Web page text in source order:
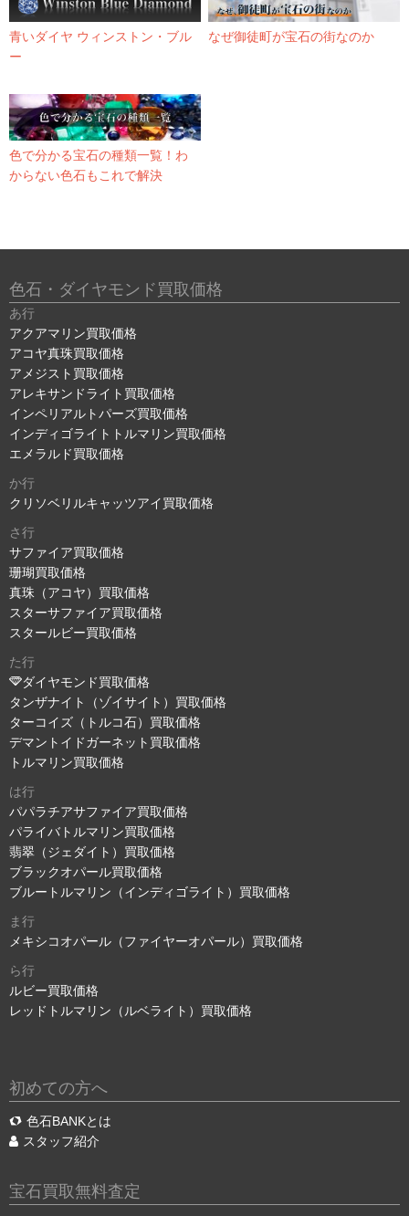
青いダイヤ ウィンストン・ブル
ー
なぜ御徒町が宝石の街なのか
色で分かる宝石の種類一覧！わ
からない色石もこれで解決
色石・ダイヤモンド買取価格
あ行
アクアマリン買取価格
アコヤ真珠買取価格
アメジスト買取価格
アレキサンドライト買取価格
インペリアルトパーズ買取価格
インディゴライトトルマリン買取価格
エメラルド買取価格
か行
クリソベリルキャッツアイ買取価格
さ行
サファイア買取価格
珊瑚買取価格
真珠（アコヤ）買取価格
スターサファイア買取価格
スタールビー買取価格
た行
ダイヤモンド買取価格
タンザナイト（ゾイサイト）買取価格
ターコイズ（トルコ石）買取価格
デマントイドガーネット買取価格
トルマリン買取価格
は行
パパラチアサファイア買取価格
パライバトルマリン買取価格
翡翠（ジェダイト）買取価格
ブラックオパール買取価格
ブルートルマリン（インディゴライト）買取価格
ま行
メキシコオパール（ファイヤーオパール）買取価格
ら行
ルビー買取価格
レッドトルマリン（ルベライト）買取価格
初めての方へ
色石BANKとは
スタッフ紹介
宝石買取無料査定